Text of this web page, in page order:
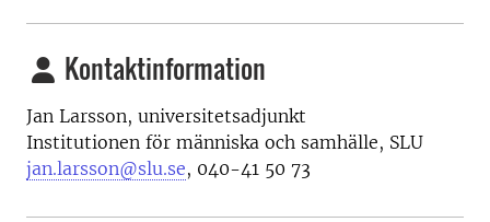
Kontaktinformation
Jan Larsson, universitetsadjunkt
Institutionen för människa och samhälle, SLU
jan.larsson@slu.se, 040-41 50 73